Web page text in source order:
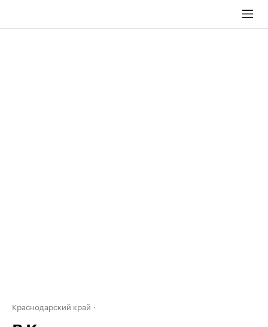
Краснодарский край